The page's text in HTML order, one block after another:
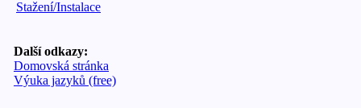
Stažení/Instalace
Další odkazy:
Domovská stránka
Výuka jazyků (free)